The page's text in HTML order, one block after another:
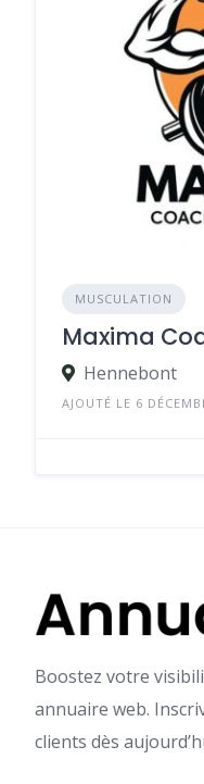
MUSCULATION
Maxima
Hennebont
AJOUTÉ LE 6
Boostez votre
annuaire web.
clients dès